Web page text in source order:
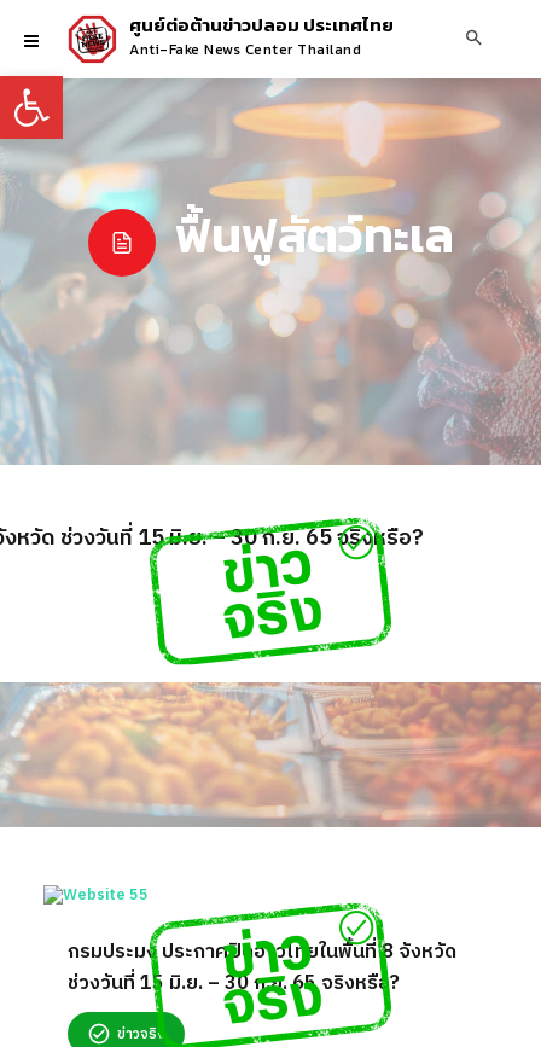
Open toolbar
ศูนย์ต่อต้านข่าวปลอม ประเทศไทย
Anti-Fake News Center Thailand
ฟื้นฟูสัตว์ทะเล
ะมง ประกาศปิดอ่าวไทยในพื้นที่ 8 จังหวัด ช่วงวันที่ 15 มิ.ย. – 30 ก.ย. 65 จริงหรือ?
กรมประมง ประกาศปิดอ่าวไทยในพื้นที่ 8 จังหวัด
ช่วงวันที่ 15 มิ.ย. – 30 ก.ย. 65 จริงหรือ?
ข่าวจริง